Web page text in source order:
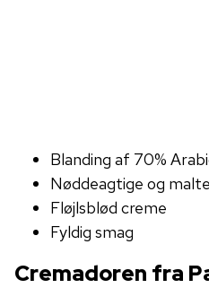
Blanding af 70%
Nøddeagtige og
Fløjlsblød creme
Fyldig smag
Cremadoren fra